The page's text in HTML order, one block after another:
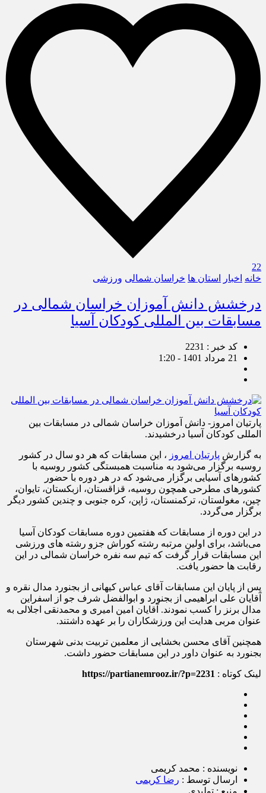
22
خانه اخبار استان ها خراسان شمالی ورزشی
درخشش دانش آموزان خراسان شمالی در
مسابقات بین المللی کودکان آسیا
کد خبر : 2231
21 مرداد 1401 - 1:20
پارتیان امروز- دانش آموزان خراسان شمالی در مسابقات بین
المللی کودکان آسیا درخشیدند.
به گزارش پارتیان امروز ، این مسابقات که هر دو سال در کشور
روسیه برگزار می‌شود به مناسبت همبستگی کشور روسیه با
کشورهای آسیایی برگزار می‌شود که در هر دوره با حضور
کشورهای مطرحی همچون روسیه، قزاقستان، ازبکستان، تایوان،
چین، مغولستان، ترکمنستان، ژاپن، کره جنوبی و چندین کشور دیگر
برگزار می‌گردد.
در این دوره از مسابقات که هفتمین دوره مسابقات کودکان آسیا
می‌باشد، برای اولین مرتبه رشته کوراش جزو رشته های ورزشی
این مسابقات قرار گرفت که تیم سه نفره خراسان شمالی در این
رقابت ها حضور یافت.
پس از پایان این مسابقات آقای عباس کیهانی از بجنورد مدال نقره و
آقایان علی ابراهیمی از بجنورد و ابوالفضل شرف جو از اسفراین
مدال برنز را کسب نمودند. آقایان امین امیری و محمدنقی اجلالی به
عنوان مربی هدایت این ورزشکاران را بر عهده داشتند.
همچنین آقای محسن بخشایی از معلمین تربیت بدنی شهرستان
بجنورد به عنوان داور در این مسابقات حضور داشت.
لینک کوتاه : https://partianemrooz.ir/?p=2231
نویسنده : محمد کریمی
ارسال توسط : رضا کریمی
منبع : تولیدی